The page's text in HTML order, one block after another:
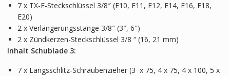
7 x TX-E-Steckschlüssel 3/8″ (E10, E11, E12, E14, E16, E18,
E20)
2 x Verlängerungsstange 3/8″ (3″, 6″)
2 x Zündkerzen-Steckschlüssel 3/8 “ (16, 21 mm)
Inhalt Schublade 3:
7 x Längsschlitz-Schraubenzieher (3 x 75, 4 x 75, 4 x 100, 5 x